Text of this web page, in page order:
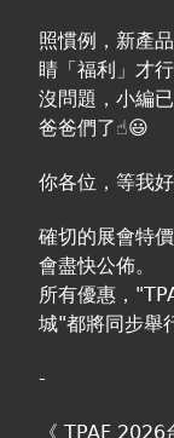
照慣例，新產
睛「福利」才行
沒問題，小編
爸爸們了☝️😃
你各位，等我
確切的展會特
會盡快公佈。
所有優惠，
城"都將同步舉
-
《 TPAF 2026